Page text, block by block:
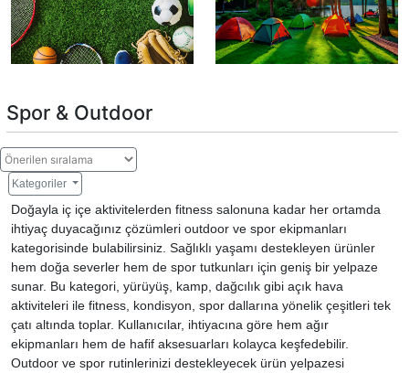
Spor & Outdoor
Kategoriler
Doğayla iç içe aktivitelerden fitness salonuna kadar her ortamda
ihtiyaç duyacağınız çözümleri outdoor ve spor ekipmanları
kategorisinde bulabilirsiniz. Sağlıklı yaşamı destekleyen ürünler
hem doğa severler hem de spor tutkunları için geniş bir yelpaze
sunar. Bu kategori, yürüyüş, kamp, dağcılık gibi açık hava
aktiviteleri ile fitness, kondisyon, spor dallarına yönelik çeşitleri tek
çatı altında toplar. Kullanıcılar, ihtiyacına göre hem ağır
ekipmanları hem de hafif aksesuarları kolayca keşfedebilir.
Outdoor ve spor rutinlerinizi destekleyecek ürün yelpazesi